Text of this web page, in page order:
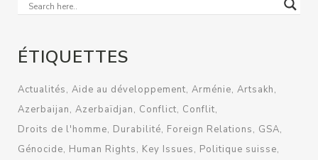
ÉTIQUETTES
Actualités Aide au développement Arménie Artsakh
Azerbaijan Azerbaïdjan Conflict Conflit
Droits de l'homme Durabilité Foreign Relations
GSA
Génocide Human Rights Key Issues
Politique suisse